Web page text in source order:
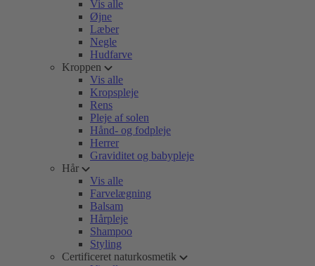
Vis alle
Øjne
Læber
Negle
Hudfarve
Kroppen
Vis alle
Kropspleje
Rens
Pleje af solen
Hånd- og fodpleje
Herrer
Graviditet og babypleje
Hår
Vis alle
Farvelægning
Balsam
Hårpleje
Shampoo
Styling
Certificeret naturkosmetik